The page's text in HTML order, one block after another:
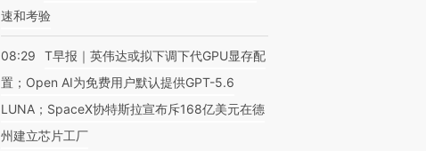
速和考验
08:29
T早报｜英伟达或拟下调下代GPU显存配
置；Open AI为免费用户默认提供GPT-5.6
LUNA；SpaceX协特斯拉宣布斥168亿美元在德
州建立芯片工厂